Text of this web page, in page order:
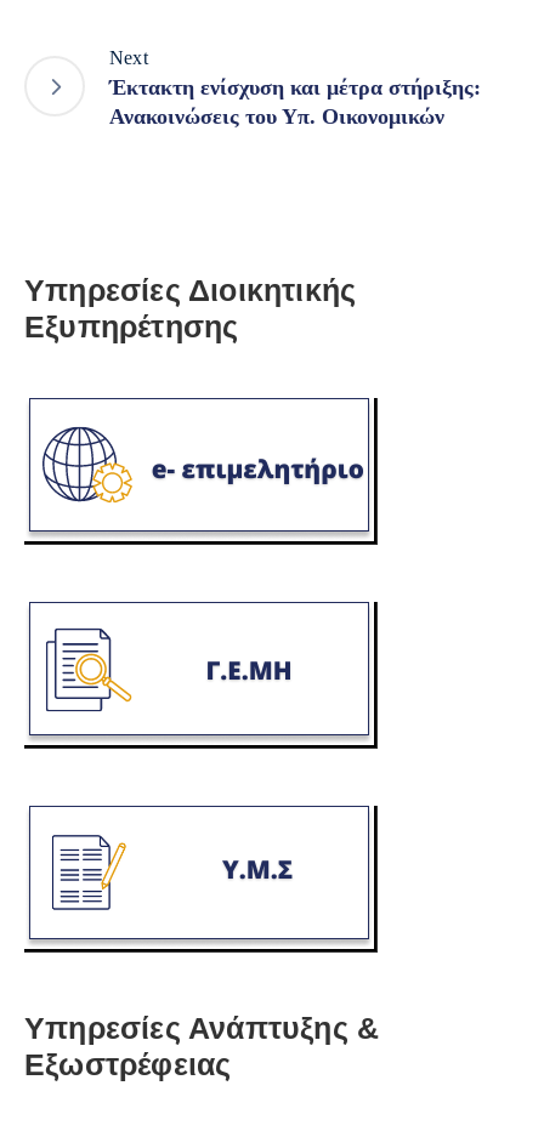
Next
Έκτακτη ενίσχυση και μέτρα στήριξης:
Ανακοινώσεις του Υπ. Οικονομικών
Υπηρεσίες Διοικητικής
Εξυπηρέτησης
Υπηρεσίες Ανάπτυξης &
Εξωστρέφειας